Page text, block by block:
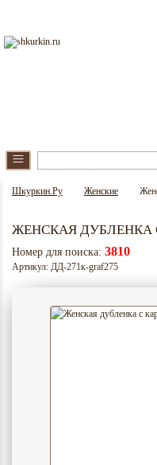
≡
Шкуркин.Ру Женские
ЖЕНСКАЯ ДУБЛЕНКА
Номер для поиска: 3810
Артикул: ДД-271к-graf275